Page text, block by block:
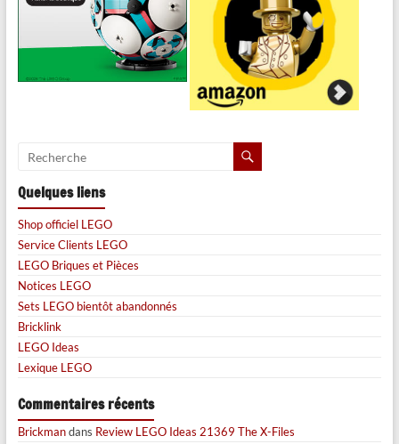
Quelques liens
Shop officiel LEGO
Service Clients LEGO
LEGO Briques et Pièces
Notices LEGO
Sets LEGO bientôt abandonnés
Bricklink
LEGO Ideas
Lexique LEGO
Commentaires récents
Brickmandans Review LEGO Ideas 21369 The X-Files